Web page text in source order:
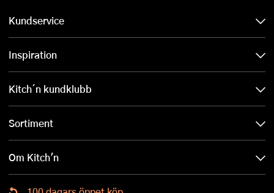
Kundservice
Inspiration
Kitch´n kundklubb
Sortiment
Om Kitch'n